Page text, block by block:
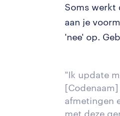
Soms werkt
aan je
'nee' op.
"Ik update
afmetingen
met deze